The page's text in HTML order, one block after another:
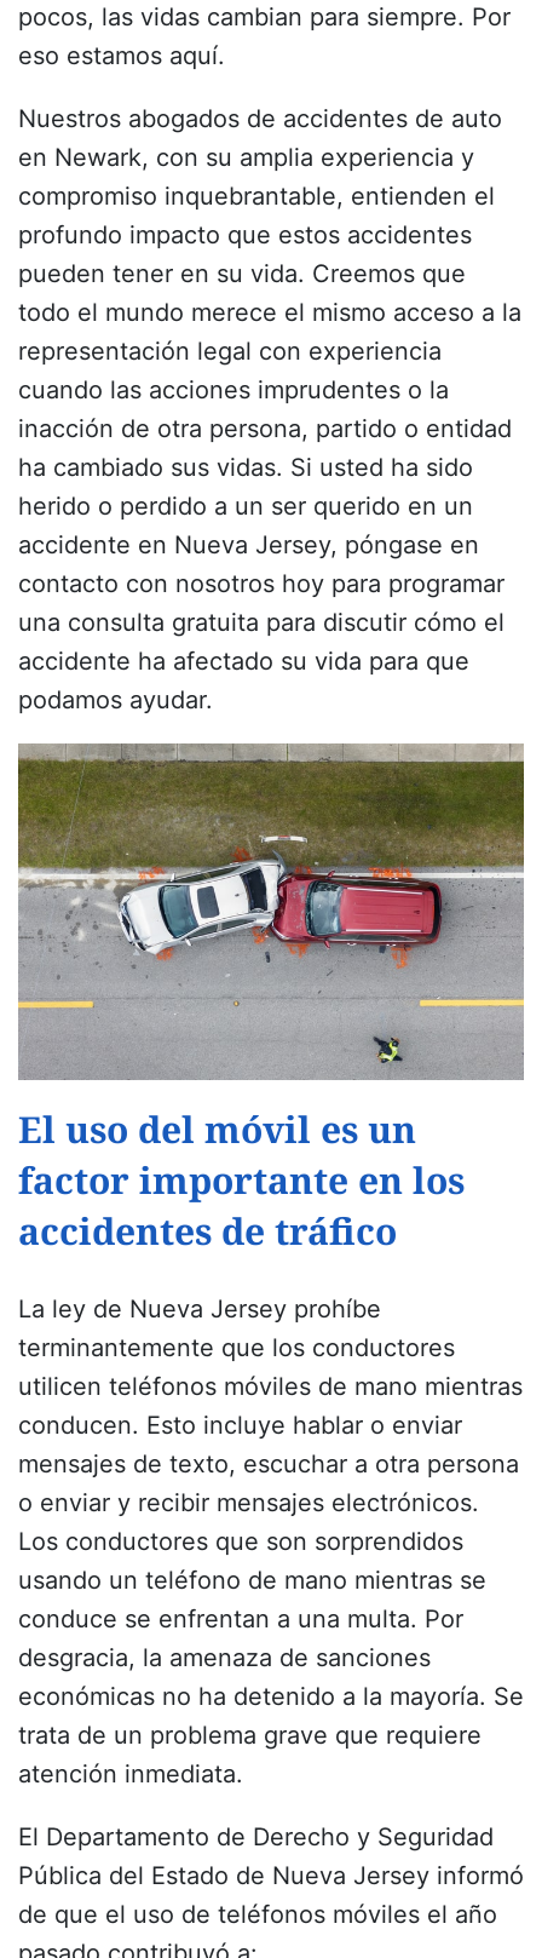
pocos, las vidas cambian para siempre. Por
eso estamos aquí.
Nuestros abogados de accidentes de auto
en Newark, con su amplia experiencia y
compromiso inquebrantable, entienden el
profundo impacto que estos accidentes
pueden tener en su vida. Creemos que
todo el mundo merece el mismo acceso a la
representación legal con experiencia
cuando las acciones imprudentes o la
inacción de otra persona, partido o entidad
ha cambiado sus vidas. Si usted ha sido
herido o perdido a un ser querido en un
accidente en Nueva Jersey, póngase en
contacto con nosotros hoy para programar
una consulta gratuita para discutir cómo el
accidente ha afectado su vida para que
podamos ayudar.
El uso del móvil es un
factor importante en los
accidentes de tráfico
La ley de Nueva Jersey prohíbe
terminantemente que los conductores
utilicen teléfonos móviles de mano mientras
conducen. Esto incluye hablar o enviar
mensajes de texto, escuchar a otra persona
o enviar y recibir mensajes electrónicos.
Los conductores que son sorprendidos
usando un teléfono de mano mientras se
conduce se enfrentan a una multa. Por
desgracia, la amenaza de sanciones
económicas no ha detenido a la mayoría. Se
trata de un problema grave que requiere
atención inmediata.
El Departamento de Derecho y Seguridad
Pública del Estado de Nueva Jersey informó
de que el uso de teléfonos móviles el año